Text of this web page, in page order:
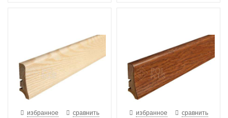
избранное сравнить избранное сравнить